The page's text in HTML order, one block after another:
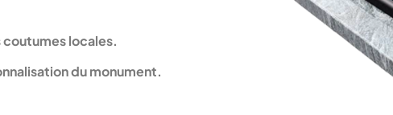
coutumes locales.
du monument.